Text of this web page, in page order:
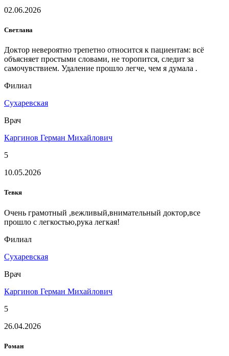
02.06.2026
Светлана
Доктор невероятно трепетно относится к пациентам: всё
объясняет простыми словами, не торопится, следит за
самочувствием. Удаление прошло легче, чем я думала .
Филиал
Сухаревская
Врач
Каргинов Герман Михайлович
5
10.05.2026
Тевкя
Очень грамотный ,вежливый,внимательный доктор,все
прошло с легкостью,рука легкая!
Филиал
Сухаревская
Врач
Каргинов Герман Михайлович
5
26.04.2026
Роман